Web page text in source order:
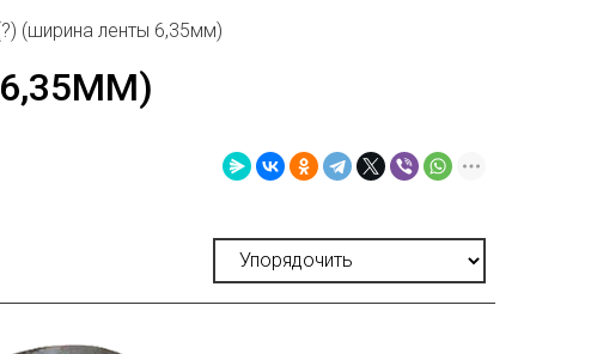
(ширина ленты 6,35мм)